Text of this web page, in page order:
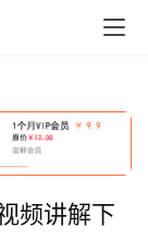
频讲解下